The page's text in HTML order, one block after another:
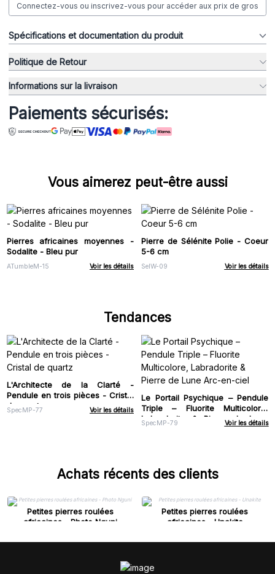
Connectez-vous ou inscrivez-vous pour accéder aux prix de gros
Spécifications et documentation du produit
Politique de Retour
Informations sur la livraison
Paiements sécurisés:
Vous aimerez peut-être aussi
Pierres africaines moyennes -
Sodalite - Bleu pur
ATumbleM-15 Voir les détails
Pierre de Sélénite Polie - Coeur
5-6 cm
SelW-09 Voir les détails
Tendances
L'Architecte de la Clarté -
Pendule en trois pièces - Cristal
de quartz
SpecMP-77 Voir les détails
Le Portail Psychique – Pendule
Triple – Fluorite Multicolore,
Labradorite & Pierre de Lune
Arc-en-ciel
SpecMP-79 Voir les détails
Achats récents des clients
Petites pierres roulées
africaines - Photo Nguni
Petites pierres roulées
africaines - Unakite